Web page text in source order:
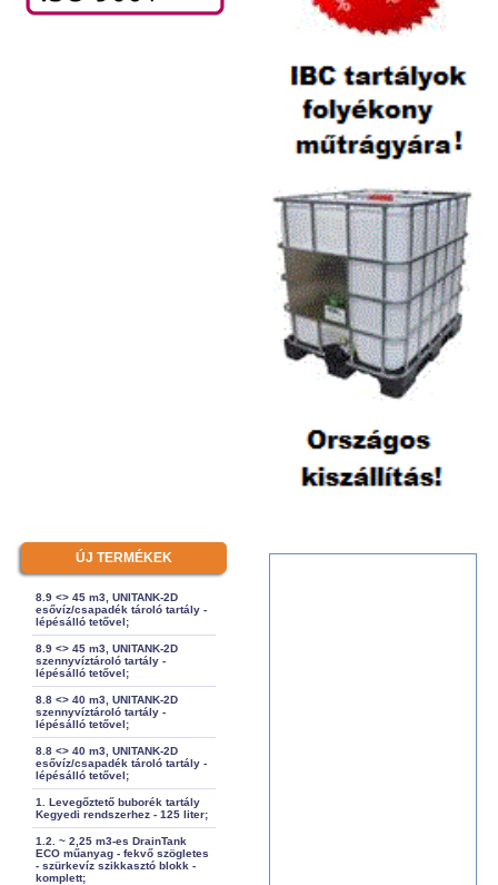
ÚJ TERMÉKEK
8.9 <> 45 m3, UNITANK-2D
esővíz/csapadék tároló tartály -
lépésálló tetővel;
8.9 <> 45 m3, UNITANK-2D
szennyvíztároló tartály -
lépésálló tetővel;
8.8 <> 40 m3, UNITANK-2D
szennyvíztároló tartály -
lépésálló tetővel;
8.8 <> 40 m3, UNITANK-2D
esővíz/csapadék tároló tartály -
lépésálló tetővel;
1. Levegőztető buborék tartály
Kegyedi rendszerhez - 125 liter;
1.2. ~ 2,25 m3-es DrainTank
ECO műanyag - fekvő szögletes
- szürkevíz szikkasztó blokk -
komplett;